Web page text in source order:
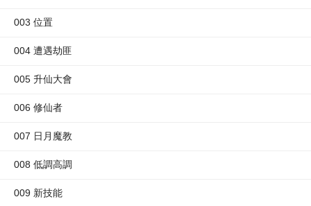
003 位置
004 遭遇劫匪
005 升仙大會
006 修仙者
007 日月魔教
008 低調高調
009 新技能